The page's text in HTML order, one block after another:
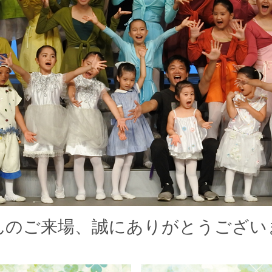
のご来場、誠にありがとうござい